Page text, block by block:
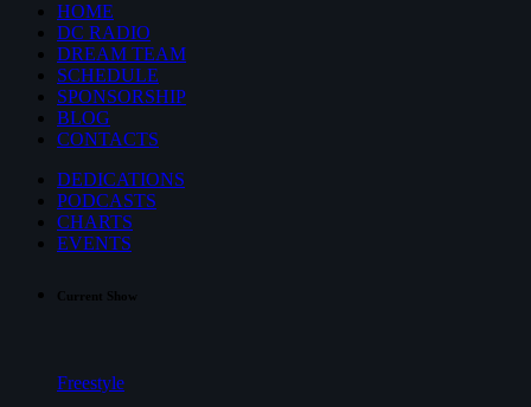
HOME
DC RADIO
DREAM TEAM
SCHEDULE
SPONSORSHIP
BLOG
CONTACTS
DEDICATIONS
PODCASTS
CHARTS
EVENTS
Current Show
Freestyle